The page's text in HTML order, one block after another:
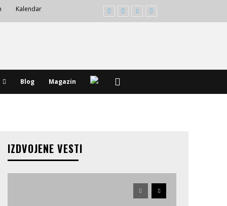
Kalendar
Blog Magazin
IZDVOJENE VESTI